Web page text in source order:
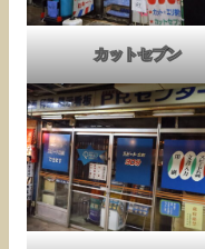
カットセブン